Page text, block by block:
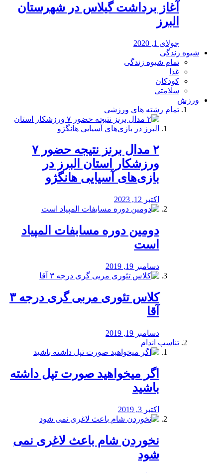
آغاز برداشت گیلاس در شهرستان
البرز
جولای 1, 2020
شیوه زندگی
تمام شیوه زندگی
غذا
کودکان
سلامتی
ورزش
تمام رشته های ورزشی
۲ مدال برنز نتیجه حضور ۷
ورزشکار استان البرز در
بازی‌های آسیایی هانگژو
اکتبر 12, 2023
دومین دوره مسابفات المپیاد
است
دسامبر 19, 2019
کلاس تئوری مربی گری درجه ۳
آقا
دسامبر 19, 2019
تناسب اندام
اگر میخواهید صورت تپل داشته
باشید
اکتبر 3, 2019
نخوردن شام باعث لاغری نمی
‌شود